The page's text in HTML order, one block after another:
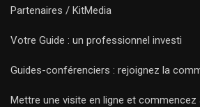
Partenaires / KitMedia
Votre Guide : un professionnel investi
Guides-conférenciers : rejoignez la
Mettre une visite en ligne et commencez